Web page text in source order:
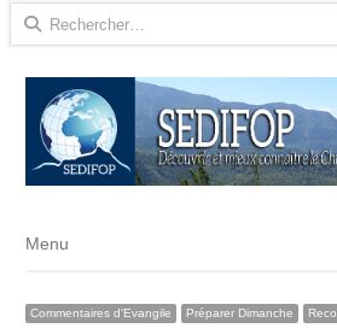
Rechercher :
Menu
Menu
Commentaires d'Evangile Préparer Dimanche